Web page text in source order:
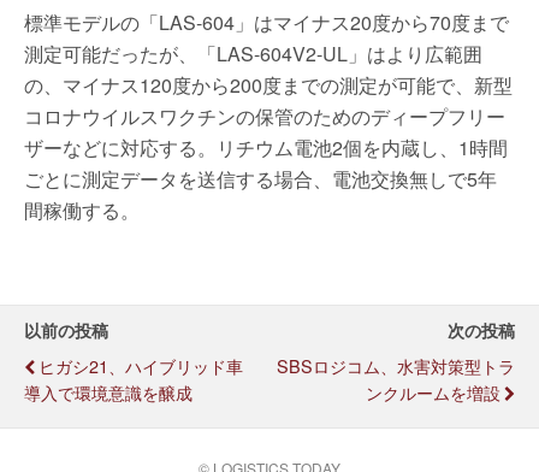
標準モデルの「LAS-604」はマイナス20度から70度まで
測定可能だったが、「LAS-604V2-UL」はより広範囲
の、マイナス120度から200度までの測定が可能で、新型
コロナウイルスワクチンの保管のためのディープフリー
ザーなどに対応する。リチウム電池2個を内蔵し、1時間
ごとに測定データを送信する場合、電池交換無しで5年
間稼働する。
以前の投稿
ヒガシ21、ハイブリッド車
導入で環境意識を醸成
次の投稿
SBSロジコム、水害対策型トラ
ンクルームを増設
© LOGISTICS TODAY